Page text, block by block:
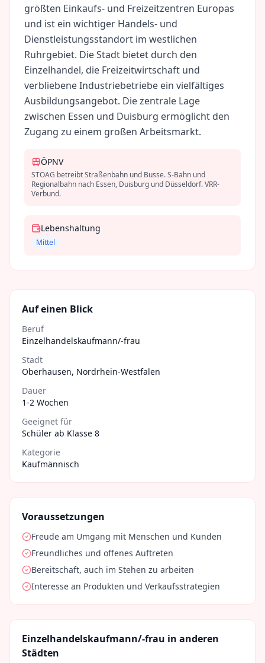
größten Einkaufs- und Freizeitzentren Europas
und ist ein wichtiger Handels- und
Dienstleistungsstandort im westlichen
Ruhrgebiet. Die Stadt bietet durch den
Einzelhandel, die Freizeitwirtschaft und
verbliebene Industriebetriebe ein vielfältiges
Ausbildungsangebot. Die zentrale Lage
zwischen Essen und Duisburg ermöglicht den
Zugang zu einem großen Arbeitsmarkt.
ÖPNV
STOAG betreibt Straßenbahn und Busse. S-Bahn und
Regionalbahn nach Essen, Duisburg und Düsseldorf. VRR-
Verbund.
Lebenshaltung
Mittel
Auf einen Blick
Beruf
Einzelhandelskaufmann/-frau
Stadt
Oberhausen, Nordrhein-Westfalen
Dauer
1-2 Wochen
Geeignet für
Schüler ab Klasse 8
Kategorie
Kaufmännisch
Voraussetzungen
Freude am Umgang mit Menschen und Kunden
Freundliches und offenes Auftreten
Bereitschaft, auch im Stehen zu arbeiten
Interesse an Produkten und Verkaufsstrategien
Einzelhandelskaufmann/-frau in anderen
Städten